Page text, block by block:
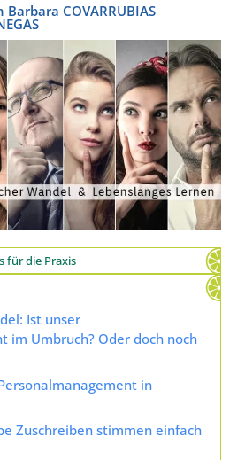
Barbara COVARRUBIAS
für die Praxis
Ist unser
im Umbruch? Oder doch noch
in
Zuschreiben stimmen einfach